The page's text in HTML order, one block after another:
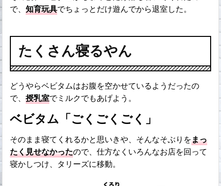
で、知育玩具でちょっとだけ遊んでから退室した。
たくさん寝るやん
どうやらベビタムはお腹を空かせているようだったの
で、授乳室でミルクでもあげよう。
ベビタム「ごくごくごく」
そのまま寝てくれるかと思いきや、そんなそぶりをまっ
たく見せなかったので、仕方なくいろんなお店を回って
寝かしつけ、タリーズに移動。